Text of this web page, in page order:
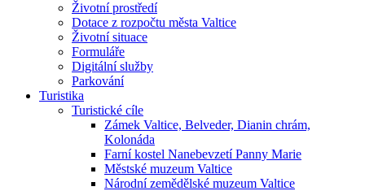
Životní prostředí
Dotace z rozpočtu města Valtice
Životní situace
Formuláře
Digitální služby
Parkování
Turistika
Turistické cíle
Zámek Valtice, Belveder, Dianin chrám,
Kolonáda
Farní kostel Nanebevzetí Panny Marie
Městské muzeum Valtice
Národní zemědělské muzeum Valtice